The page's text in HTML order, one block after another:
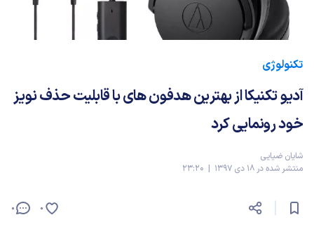
تکنولوژی
آدیو تکنیکا از بهترین هدفون‌‌ های با قابلیت حذف نویز
خود رونمایی کرد
شایان ضیایی
منتشر شده در 18 دی 1397 | 23:20
0 0